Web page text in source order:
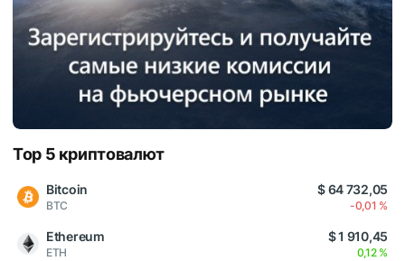
Top 5 криптовалют
Bitcoin
BTC
$ 64 732,05
-0,01 %
Ethereum
ETH
$ 1 910,45
0,12 %